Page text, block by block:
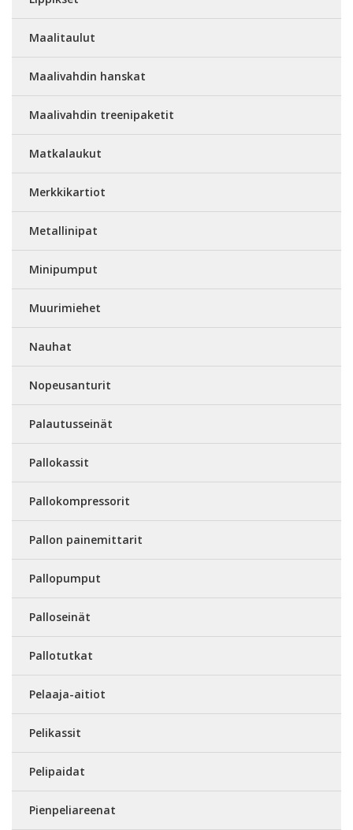
Maalitaulut
Maalivahdin hanskat
Maalivahdin treenipaketit
Matkalaukut
Merkkikartiot
Metallinipat
Minipumput
Muurimiehet
Nauhat
Nopeusanturit
Palautusseinät
Pallokassit
Pallokompressorit
Pallon painemittarit
Pallopumput
Palloseinät
Pallotutkat
Pelaaja-aitiot
Pelikassit
Pelipaidat
Pienpeliareenat